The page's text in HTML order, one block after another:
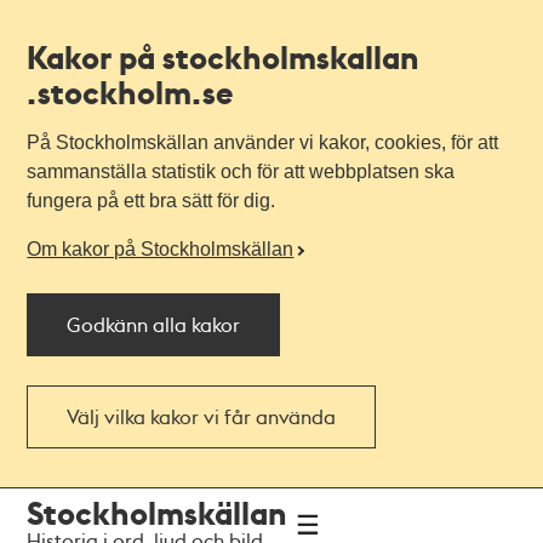
Kakor på stockholmskallan
.stockholm.se
På Stockholmskällan använder vi kakor, cookies, för att
sammanställa statistik och för att webbplatsen ska
fungera på ett bra sätt för dig.
Om kakor på Stockholmskällan
Godkänn alla kakor
Välj vilka kakor vi får använda
navigationen
huvudinnehållet
Stockholmskällan